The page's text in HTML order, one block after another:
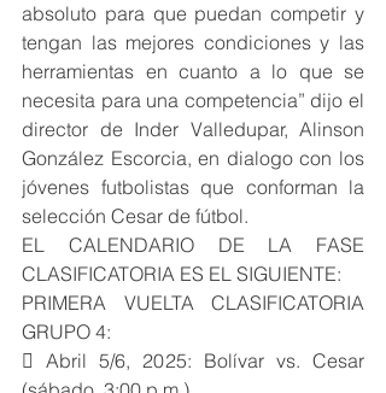
absoluto para que puedan competir y
tengan las mejores condiciones y las
herramientas en cuanto a lo que se
necesita para una competencia” dijo el
director de Inder Valledupar, Alinson
González Escorcia, en dialogo con los
jóvenes futbolistas que conforman la
selección Cesar de fútbol.
EL CALENDARIO DE LA FASE
CLASIFICATORIA ES EL SIGUIENTE:
PRIMERA VUELTA CLASIFICATORIA
GRUPO 4:
 Abril 5/6, 2025: Bolívar vs. Cesar